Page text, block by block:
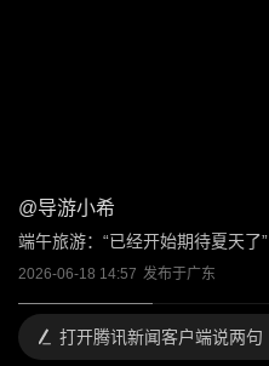
@导游小希
端午旅游：“已经开始期待夏天了”
2026-06-18 14:57 发布于广东
打开腾讯新闻客户端说两句